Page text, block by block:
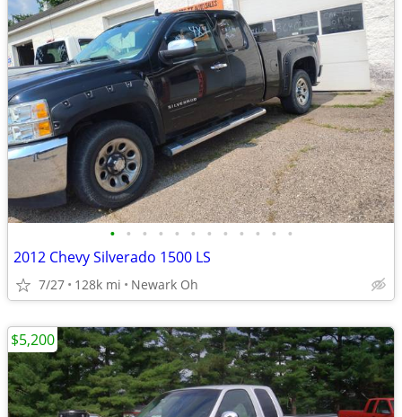
• • • • • • • • • • • •
2012 Chevy Silverado 1500 LS
7/27 128k mi Newark Oh
$5,200